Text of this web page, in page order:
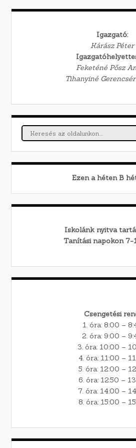
Igazgató:
Kárász Péter
Feketéné Pősz
Tihanyiné
Ezen a héten B
Iskolánk nyitva
Tanítási napokon 7-
Csengetési
1. óra: 8:00 –
2. óra: 9:00 –
3. óra: 10:00 –
4. óra: 11:00 –
5. óra: 12:00 –
6. óra: 12:50 –
7. óra: 14:00 –
8. óra: 15:00 –